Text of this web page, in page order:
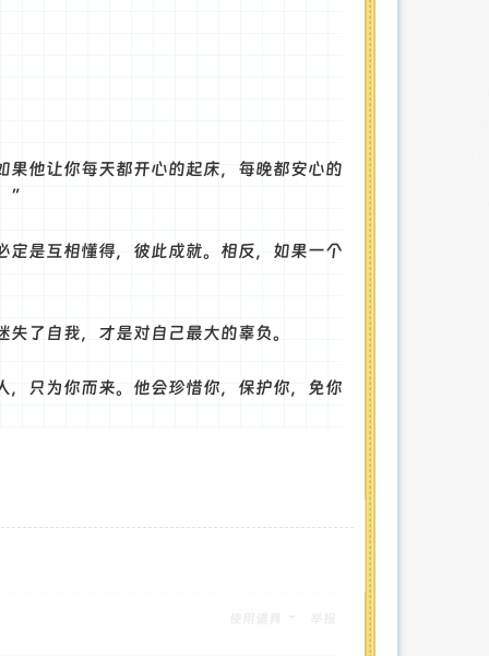
他让你每天都开心的起床，每晚都安心的
”
是互相懂得，彼此成就。相反，如果一个
了自我，才是对自己最大的辜负。
只为你而来。他会珍惜你，保护你，免你